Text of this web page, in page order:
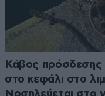
Κάβος πρόσδεσης
στο κεφάλι στο